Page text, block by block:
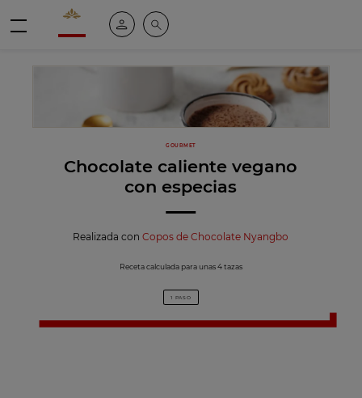
Valrhona - Imaginons le meilleur du chocolat
Mi cuentaBuscar
GOURMET
Chocolate caliente vegano
con especias
Realizada conCopos de Chocolate Nyangbo
Receta calculada para unas 4 tazas
1 PASO